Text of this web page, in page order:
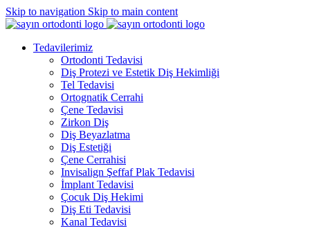
Skip to navigation Skip to main content
Tedavilerimiz
Ortodonti Tedavisi
Diş Protezi ve Estetik Diş Hekimliği
Tel Tedavisi
Ortognatik Cerrahi
Çene Tedavisi
Zirkon Diş
Diş Beyazlatma
Diş Estetiği
Çene Cerrahisi
Invisalign Şeffaf Plak Tedavisi
İmplant Tedavisi
Çocuk Diş Hekimi
Diş Eti Tedavisi
Kanal Tedavisi